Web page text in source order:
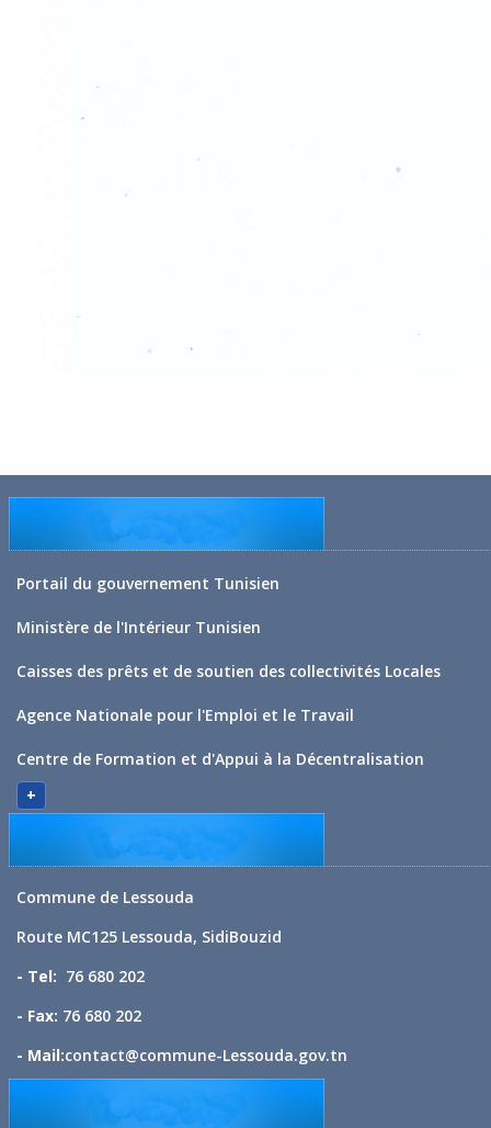
Portail du gouvernement Tunisien
Ministère de l'Intérieur Tunisien
Caisses des prêts et de soutien des collectivités Locales
Agence Nationale pour l'Emploi et le Travail
Centre de Formation et d'Appui à la Décentralisation
+
Commune de Lessouda
Route MC125 Lessouda, SidiBouzid
- Tel: 76 680 202
- Fax: 76 680 202
- Mail:contact@commune-Lessouda.gov.tn